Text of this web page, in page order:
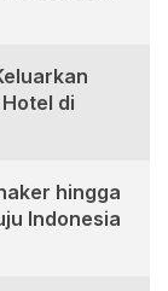
di
hingga
Indonesia